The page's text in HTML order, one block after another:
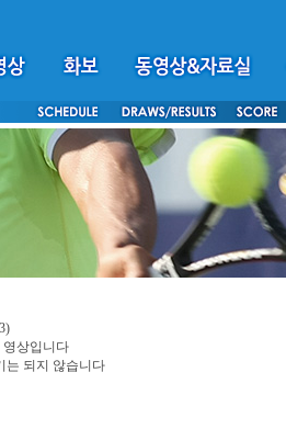
영상입니다
는 되지 않습니다